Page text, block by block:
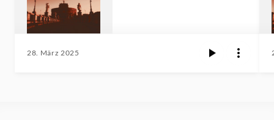
28. März 2025